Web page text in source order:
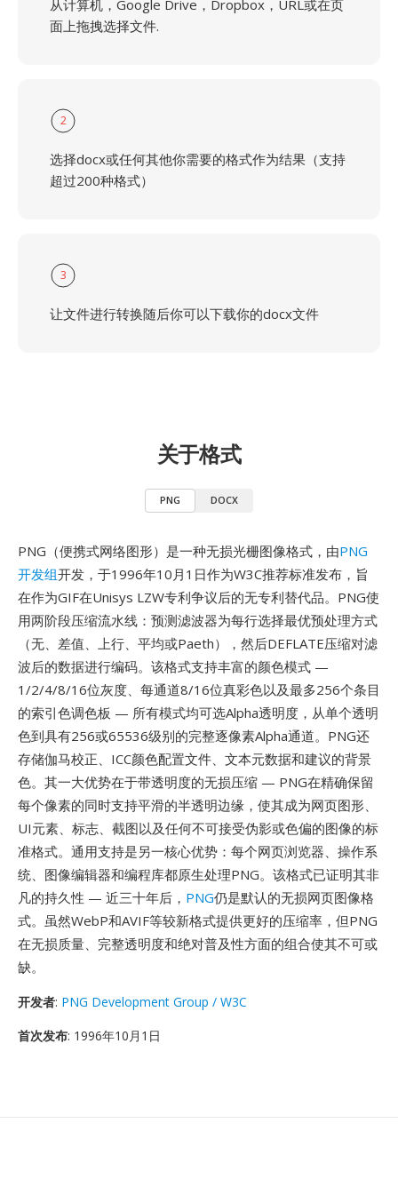
从计算机，Google Drive，Dropbox，URL或在页
面上拖拽选择文件.
2
选择docx或任何其他你需要的格式作为结果（支持
超过200种格式）
3
让文件进行转换随后你可以下载你的docx文件
关于格式
PNG DOCX
PNG（便携式网络图形）是一种无损光栅图像格式，由PNG
开发组开发，于1996年10月1日作为W3C推荐标准发布，旨
在作为GIF在Unisys LZW专利争议后的无专利替代品。PNG使
用两阶段压缩流水线：预测滤波器为每行选择最优预处理方式
（无、差值、上行、平均或Paeth），然后DEFLATE压缩对滤
波后的数据进行编码。该格式支持丰富的颜色模式 —
1/2/4/8/16位灰度、每通道8/16位真彩色以及最多256个条目
的索引色调色板 — 所有模式均可选Alpha透明度，从单个透明
色到具有256或65536级别的完整逐像素Alpha通道。PNG还
存储伽马校正、ICC颜色配置文件、文本元数据和建议的背景
色。其一大优势在于带透明度的无损压缩 — PNG在精确保留
每个像素的同时支持平滑的半透明边缘，使其成为网页图形、
UI元素、标志、截图以及任何不可接受伪影或色偏的图像的标
准格式。通用支持是另一核心优势：每个网页浏览器、操作系
统、图像编辑器和编程库都原生处理PNG。该格式已证明其非
凡的持久性 — 近三十年后， PNG仍是默认的无损网页图像格
式。虽然WebP和AVIF等较新格式提供更好的压缩率，但PNG
在无损质量、完整透明度和绝对普及性方面的组合使其不可或
缺。
开发者: PNG Development Group / W3C
首次发布: 1996年10月1日